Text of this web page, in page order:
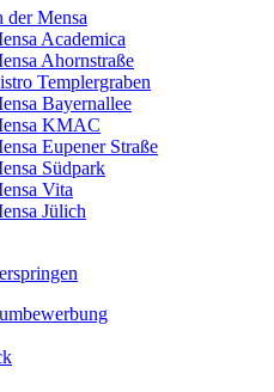
der Mensa
Academica
Ahornstraße
Templergraben
Bayernallee
KMAC
Eupener Straße
Südpark
Vita
Jülich